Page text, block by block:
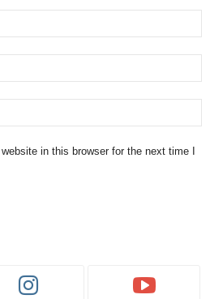
in this browser for the next time I